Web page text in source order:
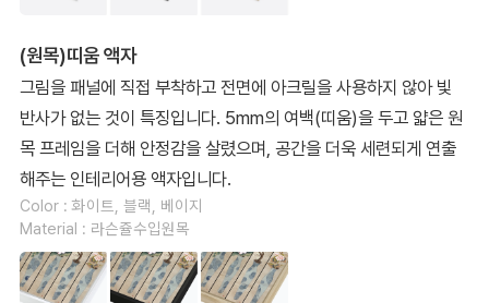
(원목)띠움 액자
그림을 패널에 직접 부착하고 전면에 아크릴을 사용하지 않아 빛
반사가 없는 것이 특징입니다. 5mm의 여백(띠움)을 두고 얇은 원
목 프레임을 더해 안정감을 살렸으며, 공간을 더욱 세련되게 연출
해주는 인테리어용 액자입니다.
Color : 화이트, 블랙, 베이지
Material : 라슨쥴수입원목